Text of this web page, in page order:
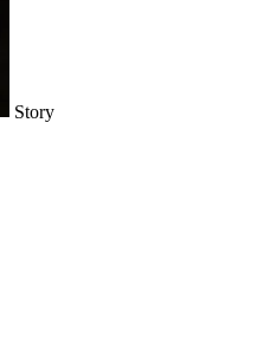
Story